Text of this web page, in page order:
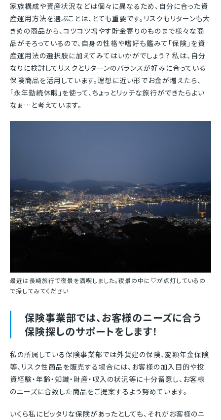
家族構成や資産状況などは個々に異なるため、自分に合った資
産運用方法を選ぶことは、とても重要です。リスクもリターンも大
きめの商品から、コツコツ増やす貯金寄りのものまで様々な商
品がそろっているので、自身の性格や嗜好も鑑みて「保険」を資
産運用法の選択肢に加えてみてはいかがでしょう？ 私は、自分
なりに検討してリスクとリターンのバランスが好みに合っている
保険商品を活用しています。理想に近い形でお金が増えたら、
「永年勤続休暇」を使って、ちょっとリッチな旅行ができたらよい
なぁ…と考えています。
最近は長崎旅行で夜景を満喫しました。夜景の中に♡が点灯しているの
で探してみてください
保険事業部では、お客様のニーズに合う
保険探しのサポートをします！
私の所属している保険事業部では外貨建の保険、変額年金保険
等、リスク性商品を販売する場合には、お客様の加入目的や投
資経験・年齢・知識・財産・収入の状況等に十分留意し、お客様
のニーズに合致した商品をご提案するよう努めています。
いくら私にピッタリな保険があったとしても、それがお客様のニ